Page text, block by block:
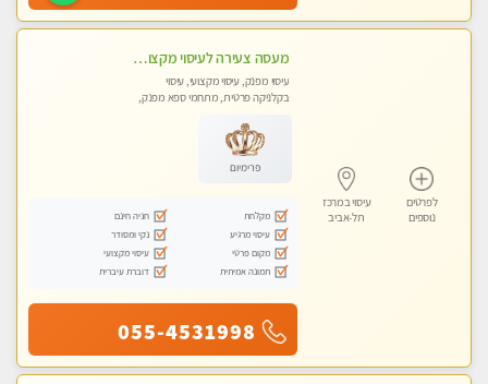
לפרטים
נוספים
עיסוי במרכז
תל-אביב
מעסה צעירה לעיסוי מקצועי בבת-ים ללא מין !!
עיסוי מפנק, עיסוי מקצועי, עיסוי
בקלניקה פרטית, מתחמי ספא מפנק,
טנטרה
פרימיום
מקלחת
חניה חינם
עיסוי מרגיע
נקי ומסודר
מקום פרטי
עיסוי מקצועי
תמונה אמיתית
דוברת עיברית
055-4531998